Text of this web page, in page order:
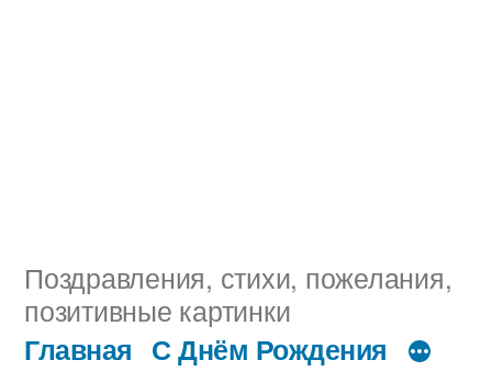
Поздравления, стихи, пожелания,
позитивные картинки
Главная С Днём Рождения